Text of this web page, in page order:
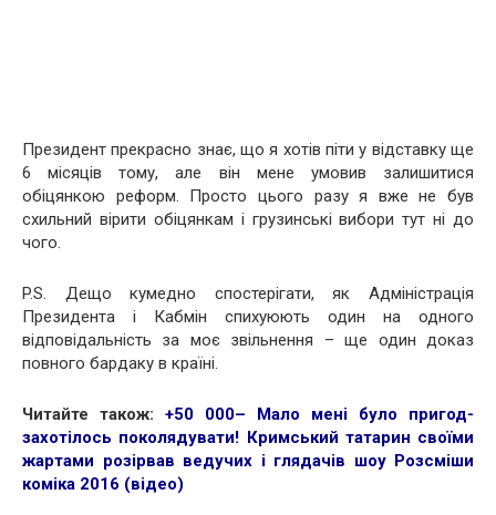
Президент прекрасно знає, що я хотів піти у відставку ще
6 місяців тому, але він мене умовив залишитися
обіцянкою реформ. Просто цього разу я вже не був
схильний вірити обіцянкам і грузинські вибори тут ні до
чого.
P.S. Дещо кумедно спостерігати, як Адміністрація
Президента і Кабмін спихуюють один на одного
відповідальність за моє звільнення – ще один доказ
повного бардаку в країні.
Читайте також: +50 000– Мало мені було пригод-
захотілось поколядувати! Кримський татарин своїми
жартами розірвав ведучих і глядачів шоу Розсміши
коміка 2016 (відео)